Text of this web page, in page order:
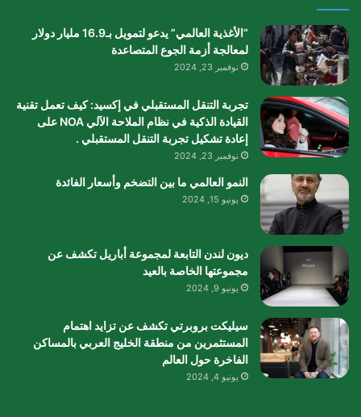
“الأغذية العالمي” يدعو لتمويل بـ16.9 مليار دولار
لمعالجة أزمة الجوع المتصاعدة
نوفمبر 23, 2024
تجربة التنقل المستقبلي في إكسيد: كيف تعمل تقنية
القيادة الذكية في نظام الملاحة الآلي NOA على
إعادة تشكيل تجربة التنقل المستقبلي .
نوفمبر 23, 2024
النمو العالمي ما بين التضخم وأسعار الفائدة
يونيو 15, 2024
ديون لندن التابعة لمجموعة أباريل تكشف عن
مجموعتها الخاصة بالعيد
يونيو 9, 2024
سيليكت بروبرتي تكشف عن تزايد اهتمام
المستثمرين من منطقة الخليج العربي بالمساكن
الفاخرة حول العالم
يونيو 4, 2024